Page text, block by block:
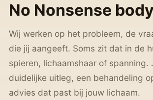
No Nonsense
Wij werken op het probleem, de
die jij aangeeft. Soms zit dat in de
spieren, lichaamshaar of spanning.
duidelijke uitleg, een behandeling
advies dat past bij jouw lichaam.